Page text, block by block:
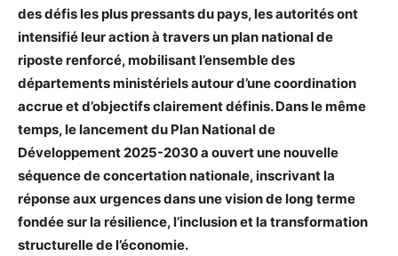
des défis les plus pressants du pays, les autorités ont
intensifié leur action à travers un plan national de
riposte renforcé, mobilisant l’ensemble des
départements ministériels autour d’une coordination
accrue et d’objectifs clairement définis. Dans le même
temps, le lancement du Plan National de
Développement 2025-2030 a ouvert une nouvelle
séquence de concertation nationale, inscrivant la
réponse aux urgences dans une vision de long terme
fondée sur la résilience, l’inclusion et la transformation
structurelle de l’économie.